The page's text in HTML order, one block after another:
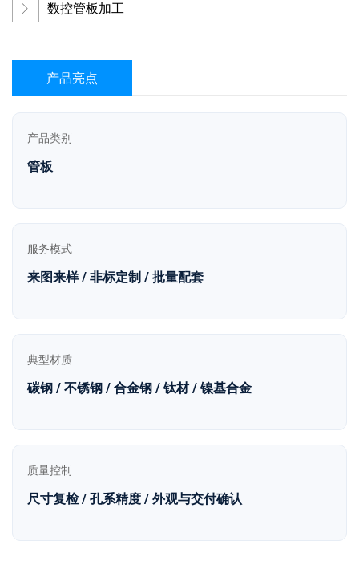
数控管板加工
产品亮点
产品类别
管板
服务模式
来图来样 / 非标定制 / 批量配套
典型材质
碳钢 / 不锈钢 / 合金钢 / 钛材 / 镍基合金
质量控制
尺寸复检 / 孔系精度 / 外观与交付确认